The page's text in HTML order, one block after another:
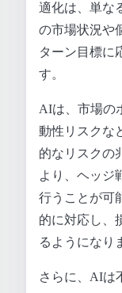
適化は、単な
の市場状況や
ターン目標に
す。
AIは、市場の
動性リスクな
的なリスクの
より、ヘッジ
行うことが可
的に対応し、
るようになり
さらに、AIは